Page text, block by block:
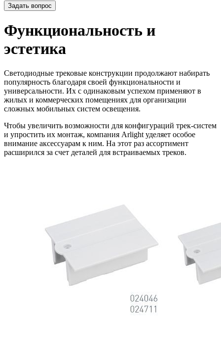
Задать вопрос
Функциональность и
эстетика
Светодиодные трековые конструкции продолжают набирать
популярность благодаря своей функциональности и
универсальности. Их с одинаковым успехом применяют в
жилых и коммерческих помещениях для организации
сложных мобильных систем освещения.
Чтобы увеличить возможности для конфигураций трек-систем
и упростить их монтаж, компания Arlight уделяет особое
внимание аксессуарам к ним. На этот раз ассортимент
расширился за счет деталей для встраиваемых треков.